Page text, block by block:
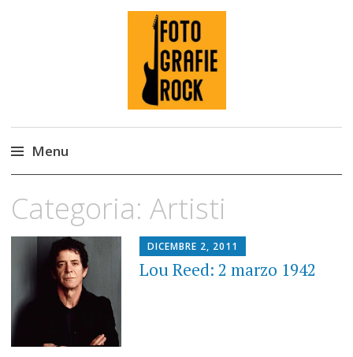
Fotografie ROCK
Menu
to
Categoria: Artisti
DICEMBRE 2, 2011
Lou Reed: 2 marzo 1942